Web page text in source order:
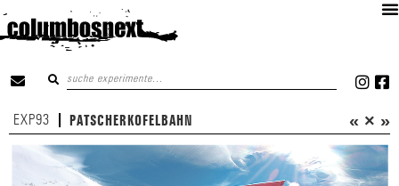
EXP93 PATSCHERKOFELBAHN « × »